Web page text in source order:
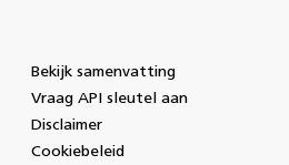
Bekijk samenvatting
Vraag API sleutel aan
Disclaimer
Cookiebeleid